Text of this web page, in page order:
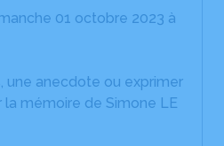
01 octobre 2023 à
une anecdote ou exprimer
mémoire de Simone LE